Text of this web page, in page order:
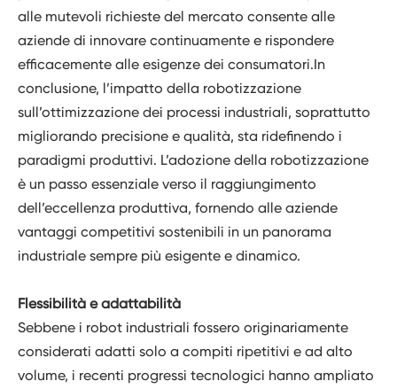
alle mutevoli richieste del mercato consente alle
aziende di innovare continuamente e rispondere
efficacemente alle esigenze dei consumatori.In
conclusione, l’impatto della robotizzazione
sull’ottimizzazione dei processi industriali, soprattutto
migliorando precisione e qualità, sta ridefinendo i
paradigmi produttivi. L’adozione della robotizzazione
è un passo essenziale verso il raggiungimento
dell’eccellenza produttiva, fornendo alle aziende
vantaggi competitivi sostenibili in un panorama
industriale sempre più esigente e dinamico.
Flessibilità e adattabilità
Sebbene i robot industriali fossero originariamente
considerati adatti solo a compiti ripetitivi e ad alto
volume, i recenti progressi tecnologici hanno ampliato